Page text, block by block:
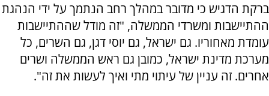
ברקת הדגיש כי מדובר במהלך רחב הנתמך על ידי הנהגת
ההתיישבות ומשרדי הממשלה, "זה מודל שההתיישבות
עומדת מאחוריו. גם ישראל, גם יוסי דגן, גם השרים, כל
מערכת מדינת ישראל, כמובן גם ראש הממשלה ושרים
אחרים. זה עניין של עיתוי מתי ואיך לעשות את זה".